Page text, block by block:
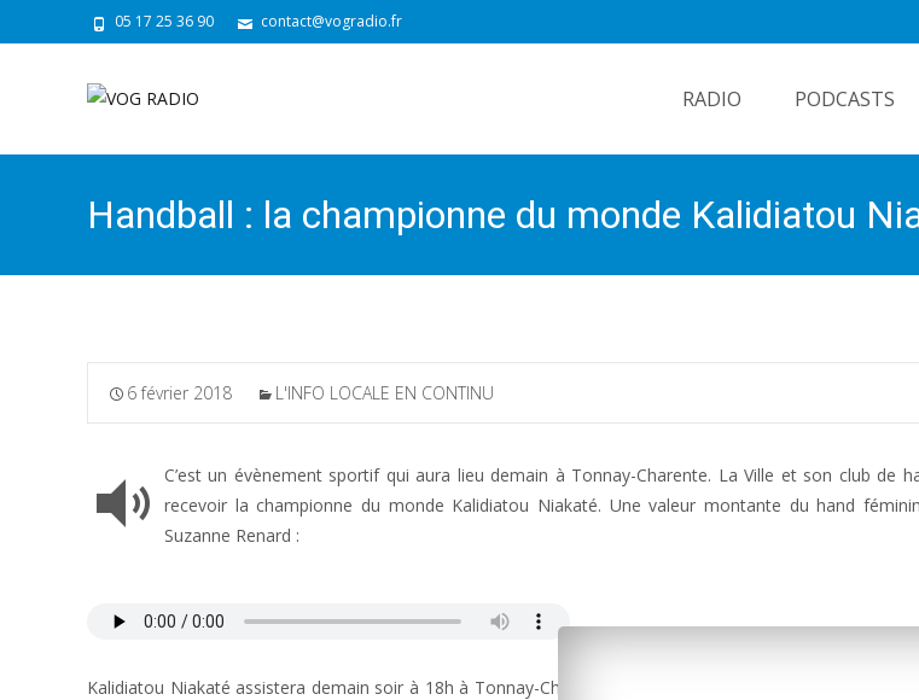
05 17 25 36 90 contact@vogradio.fr
RADIO PODCASTS
Handball : la championne du monde Kalidiatou
6 février 2018 L'INFO LOCALE EN CONTINU
C’est un évènement sportif qui aura lieu demain à Tonnay-Charente. La Ville et son club de
recevoir la championne du monde Kalidiatou Niakaté. Une valeur montante du hand
Suzanne Renard :
Kalidiatou Niakaté assistera demain soir à 18h à Tonnay-Charente à un match amical féminin des